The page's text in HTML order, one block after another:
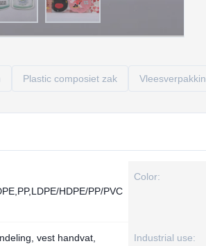
Plastic composiet zak
HDPE/PP/PVC
Color:
vest handvat,
Industrial use: